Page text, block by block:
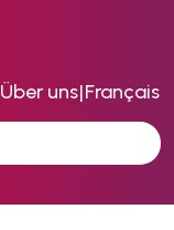
Über uns|Français